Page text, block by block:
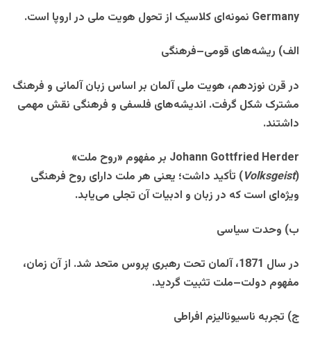
Germany نمونه‌ای کلاسیک از تحول هویت ملی در اروپا است.
الف) ریشه‌های قومی–فرهنگی
در قرن نوزدهم، هویت ملی آلمان بر اساس زبان آلمانی و فرهنگ
مشترک شکل گرفت. اندیشه‌های فلسفی و فرهنگی نقش مهمی
داشتند.
Johann Gottfried Herder بر مفهوم «روح ملت»
(
Volksgeist
) تأکید داشت؛ یعنی هر ملت دارای روح فرهنگی
ویژه‌ای است که در زبان و ادبیات آن تجلی می‌یابد.
ب) وحدت سیاسی
در سال 1871، آلمان تحت رهبری پروس متحد شد. از آن زمان،
مفهوم دولت–ملت تثبیت گردید.
ج) تجربه ناسیونالیزم افراطی